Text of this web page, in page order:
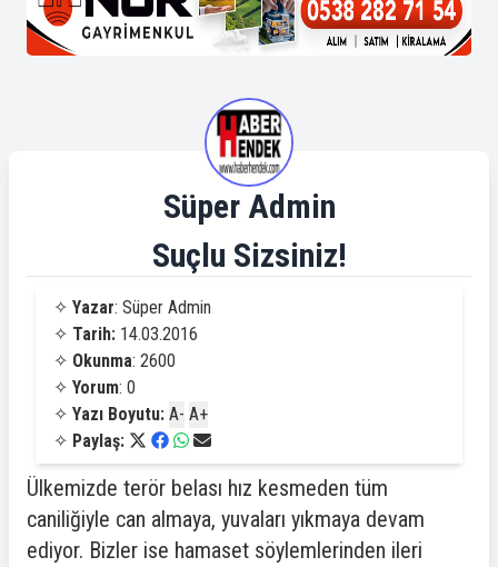
Süper Admin
Suçlu Sizsiniz!
✧ Yazar: Süper Admin
✧ Tarih: 14.03.2016
✧ Okunma: 2600
✧ Yorum: 0
✧ Yazı Boyutu: A- A+
✧ Paylaş:
Ülkemizde terör belası hız kesmeden tüm
caniliğiyle can almaya, yuvaları yıkmaya devam
ediyor. Bizler ise hamaset söylemlerinden ileri